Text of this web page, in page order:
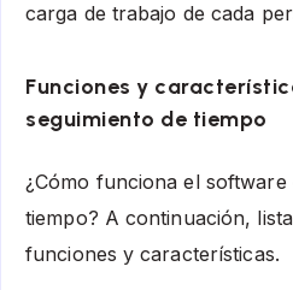
carga de trabajo de cada
Funciones y
seguimiento de tiempo
¿Cómo funciona el software
tiempo? A continuación,
funciones y características.